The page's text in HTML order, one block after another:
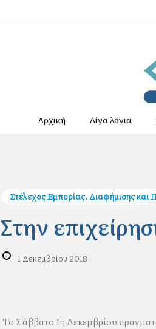
Αρχική Λίγα λόγια
Στέλεχος Εμπορίας, Διαφήμισης και
Στην
1 Δεκεμβρίου 2018
Το Σάββατο 1η Δεκεμβρίου